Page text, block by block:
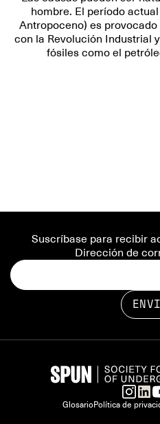
hombre. El período
Antropoceno) es
con la Revolución Industrial
fósiles como el
Suscríbase para recibir
Dirección de
GlosarioPolítica de